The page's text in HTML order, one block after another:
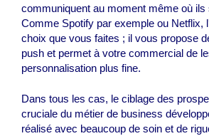
communiquent au moment même où ils
Comme Spotify par exemple ou Netflix,
choix que vous faites ; il vous propose
push et permet à votre commercial de
personnalisation plus fine.
Dans tous les cas, le ciblage des
cruciale du métier de business
réalisé avec beaucoup de soin et de